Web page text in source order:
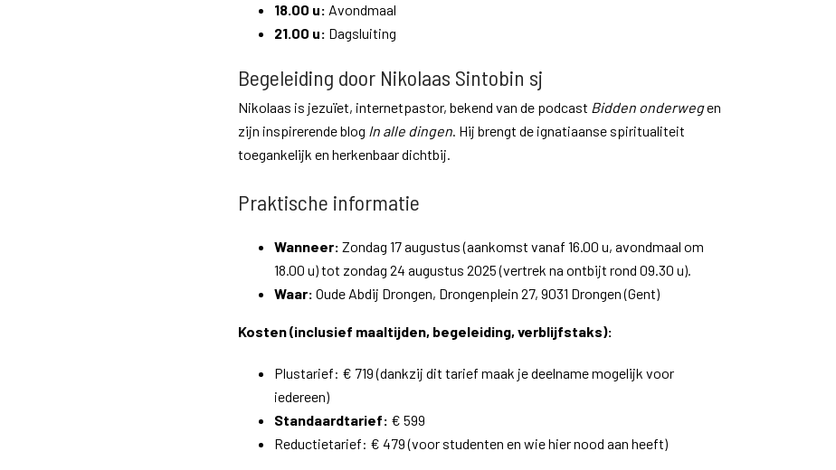
18.00 u: Avondmaal
21.00 u: Dagsluiting
Begeleiding door Nikolaas Sintobin sj
Nikolaas is jezuïet, internetpastor, bekend van de podcast Bidden onderwegen
zijn inspirerende blog In alle dingen. Hij brengt de ignatiaanse spiritualiteit
toegankelijk en herkenbaar dichtbij.
Praktische informatie
Wanneer: Zondag 17 augustus (aankomst vanaf 16.00 u, avondmaal om
18.00 u) tot zondag 24 augustus 2025 (vertrek na ontbijt rond 09.30 u).
Waar: Oude Abdij Drongen, Drongenplein 27, 9031 Drongen (Gent)
Kosten (inclusief maaltijden, begeleiding, verblijfstaks):
Plustarief: € 719 (dankzij dit tarief maak je deelname mogelijk voor
iedereen)
Standaardtarief: € 599
Reductietarief: € 479 (voor studenten en wie hier nood aan heeft)